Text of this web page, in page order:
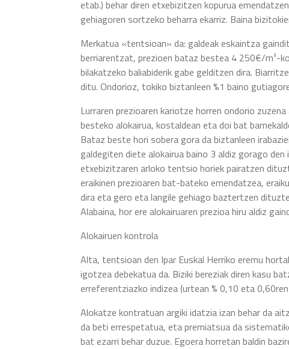
etab.) behar diren etxebizitzen kopurua
gehiagoren sortzeko beharra ekarriz. Baina
Merkatua «tentsioan» da: galdeak eskaintza
berriarentzat, prezioen bataz bestea 4 250€/m²-
bilakatzeko baliabiderik gabe gelditzen dira.
ditu. Ondorioz, tokiko biztanleen %1 baino
Lurraren prezioaren kariotze horren ondorio
besteko alokairua, kostaldean eta doi bat
Bataz beste hori sobera gora da biztanleen
galdegiten diete alokairua baino 3 aldiz gorago
etxebizitzaren arloko tentsio horiek pairatzen
eraikinen prezioaren bat-bateko emendatzea,
dira eta gero eta langile gehiago baztertzen
Alabaina, hor ere alokairuaren prezioa hiru aldiz
Alokairuen kontrola
Alta, tentsioan den Ipar Euskal Herriko eremu
igotzea debekatua da. Biziki bereziak diren kasu
erreferentziazko indizea (urtean % 0,10 eta
Alokatze kontratuan argiki idatzia izan behar da
da beti errespetatua, eta premiatsua da
bat ezarri behar duzue. Egoera horretan baldin